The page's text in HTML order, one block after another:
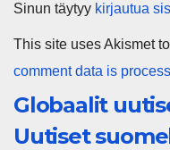
Sinun täytyy kirjautua
This site uses Akismet
comment data is
Globaalit
Uutiset